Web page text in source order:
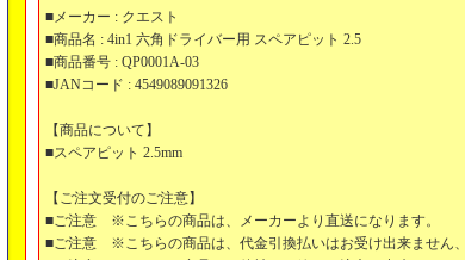
■メーカー : クエスト
■商品名 : 4in1 六角ドライバー用 スペアピット 2.5
■商品番号 : QP0001A-03
■JANコード : 4549089091326
【商品について】
■スペアピット 2.5mm
【ご注文受付のご注意】
■ご注意 ※こちらの商品は、メーカーより直送になります。
■ご注意 ※こちらの商品は、代金引換払いはお受け出来ません、